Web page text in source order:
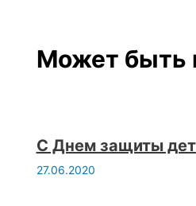
Может быть
С Днем защиты
27.06.2020